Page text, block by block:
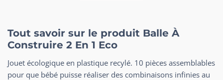
Tout savoir sur le produit Balle À
Construire 2 En 1 Eco
Jouet écologique en plastique recylé. 10 pièces assemblables
pour que bébé puisse réaliser des combinaisons infinies au